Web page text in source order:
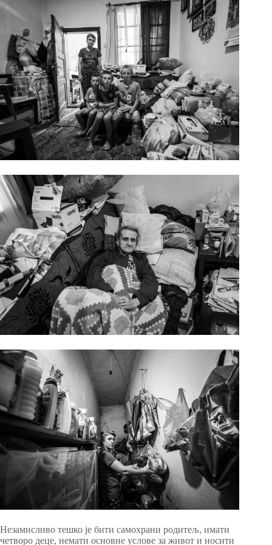
Незамисливо тешко је бити самохрани родитељ, имати
четворо деце, немати основне услове за живот и носити